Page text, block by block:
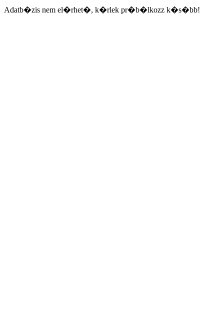
Adatb�zis nem el�rhet�, k�rlek pr�b�lkozz k�s�bb!